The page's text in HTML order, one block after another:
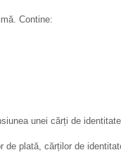
Contine:
unei cărți de
de plată, cărților de